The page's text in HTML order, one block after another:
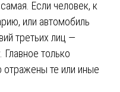
Если человек, к
или автомобиль
третьих лиц —
только
отражены те или иные